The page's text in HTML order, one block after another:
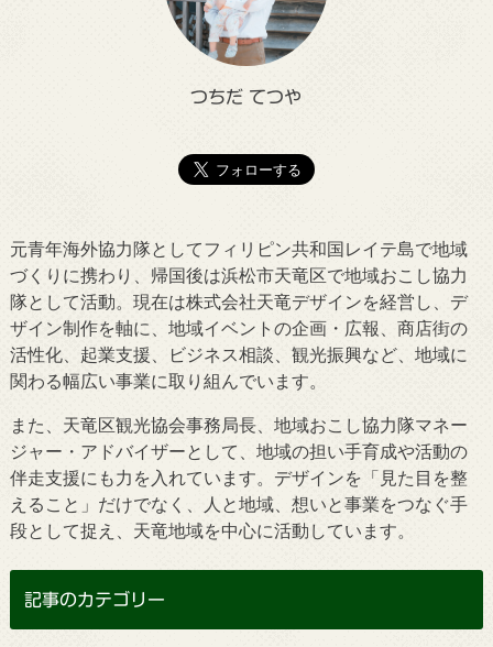
つちだ てつや
元青年海外協力隊としてフィリピン共和国レイテ島で地域
づくりに携わり、帰国後は浜松市天竜区で地域おこし協力
隊として活動。現在は株式会社天竜デザインを経営し、デ
ザイン制作を軸に、地域イベントの企画・広報、商店街の
活性化、起業支援、ビジネス相談、観光振興など、地域に
関わる幅広い事業に取り組んでいます。
また、天竜区観光協会事務局長、地域おこし協力隊マネー
ジャー・アドバイザーとして、地域の担い手育成や活動の
伴走支援にも力を入れています。デザインを「見た目を整
えること」だけでなく、人と地域、想いと事業をつなぐ手
段として捉え、天竜地域を中心に活動しています。
記事のカテゴリー